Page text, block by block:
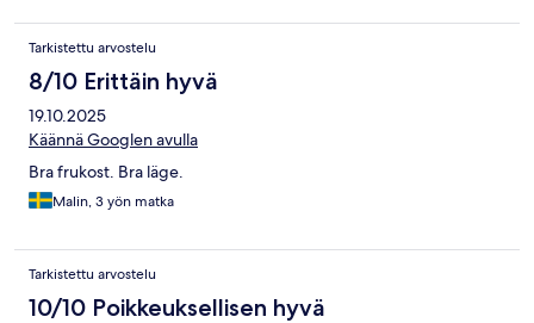
Tarkistettu arvostelu
8/10 Erittäin hyvä
19.10.2025
Käännä Googlen avulla
Bra frukost. Bra läge.
Malin, 3 yön matka
Tarkistettu arvostelu
10/10 Poikkeuksellisen hyvä